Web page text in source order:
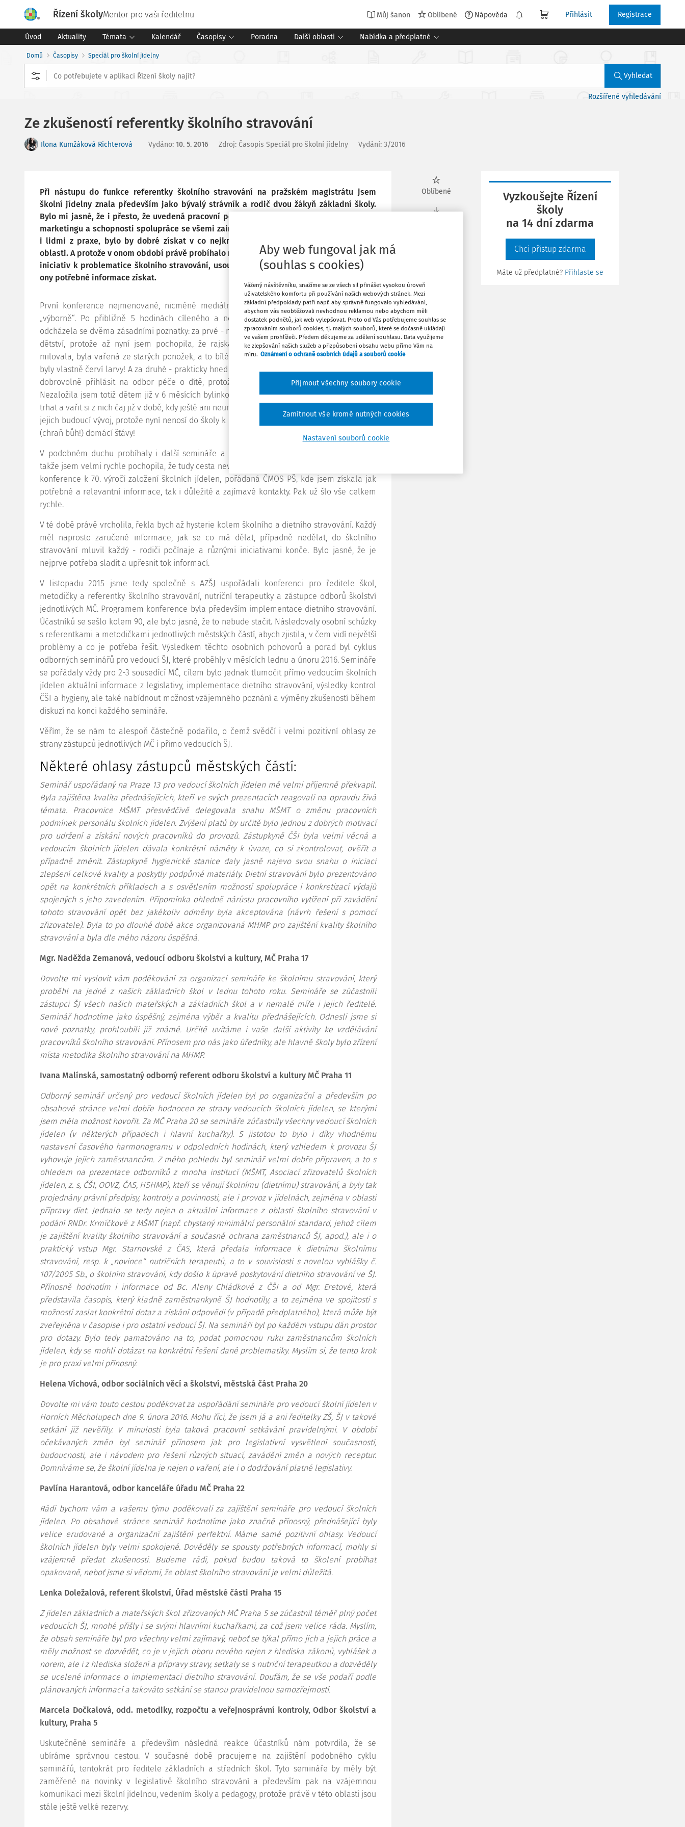
Řízení školyMentor pro vaši ředitelnu Můj šanon Oblíbené Nápověda Přihlásit Registrace
Úvod Aktuality Témata Kalendář Časopisy Poradna Další oblasti Nabídka a předplatné
Domů Časopisy Speciál pro školní jídelny
Vyhledat
Rozšířené vyhledávání
Ze zkušeností referentky školního stravování
Ilona Kumžáková Richterová Vydáno: 10. 5. 2016 Zdroj: Časopis Speciál pro školní jídelny Vydání: 3/2016
Při nástupu do funkce referentky školního stravování na pražském magistrátu jsem
školní jídelny znala především jako bývalý strávník a rodič dvou žákyň základní školy.
Bylo mi jasné, že i přesto, že uvedená pracovní pozice má být především o komunikaci,
marketingu a schopnosti spolupráce se všemi zainteresovanými odbory, státními orgány
i lidmi z praxe, bylo by dobré získat v co nejkratší době co nejvíce informací z této
oblasti. A protože v onom období právě probíhalo několik konferencí různých soukromých
iniciativ k problematice školního stravování, usoudila jsem, že je to ideální způsob, jak
ony potřebné informace získat.
První konference nejmenované, nicméně mediálně známé soukromé iniciativy dopadla
„výborně“. Po přibližně 5 hodinách cíleného a nekonečného vnucování myšlenek jsem
odcházela se dvěma zásadními poznatky: za prvé - mohu si gratulovat, že jsem vůbec přežila
dětství, protože až nyní jsem pochopila, že rajská omáčka, kterou jsem v jídelně tolik
milovala, byla vařená ze starých ponožek, a to bílé, o čem jsem si vždy myslela, že je rýže,
byly vlastně červí larvy! A za druhé - prakticky hned po opuštění konference bych se měla jít
dobrovolně přihlásit na odbor péče o dítě, protože jako matka jsem evidentně selhala.
Nezaložila jsem totiž dětem již v 6 měsících bylinkovou zahrádku, nenaučila jsem je bylinky
trhat a vařit si z nich čaj již v době, kdy ještě ani neuměly chodit, a tím jsem prakticky narušila
jejich budoucí vývoj, protože nyní nenosí do školy k pití vlastní neslazené bylinkové čaje, ale
(chraň bůh!) domácí šťávy!
V podobném duchu probíhaly i další semináře a konference jiných soukromých iniciativ,
takže jsem velmi rychle pochopila, že tudy cesta nevede. Naštěstí se v tomto období konala i
konference k 70. výročí založení školních jídelen, pořádaná ČMOS PŠ, kde jsem získala jak
potřebné a relevantní informace, tak i důležité a zajímavé kontakty. Pak už šlo vše celkem
rychle.
V té době právě vrcholila, řekla bych až hysterie kolem školního a dietního stravování. Každý
měl naprosto zaručené informace, jak se co má dělat, případně nedělat, do školního
stravování mluvil každý - rodiči počínaje a různými iniciativami konče. Bylo jasné, že je
nejprve potřeba sladit a upřesnit tok informací.
V listopadu 2015 jsme tedy společně s AZŠJ uspořádali konferenci pro ředitele škol,
metodičky a referentky školního stravování, nutriční terapeutky a zástupce odborů školství
jednotlivých MČ. Programem konference byla především implementace dietního stravování.
Účastníků se sešlo kolem 90, ale bylo jasné, že to nebude stačit. Následovaly osobní schůzky
s referentkami a metodičkami jednotlivých městských částí, abych zjistila, v čem vidí největší
problémy a co je potřeba řešit. Výsledkem těchto osobních pohovorů a porad byl cyklus
odborných seminářů pro vedoucí ŠJ, které proběhly v měsících lednu a únoru 2016. Semináře
se pořádaly vždy pro 2-3 sousedící MČ, cílem bylo jednak tlumočit přímo vedoucím školních
jídelen aktuální informace z legislativy, implementace dietního stravování, výsledky kontrol
ČŠI a hygieny, ale také nabídnout možnost vzájemného poznání a výměny zkušeností během
diskuzí na konci každého semináře.
Věřím, že se nám to alespoň částečně podařilo, o čemž svědčí i velmi pozitivní ohlasy ze
strany zástupců jednotlivých MČ i přímo vedoucích ŠJ.
Některé ohlasy zástupců městských částí:
Seminář uspořádaný na Praze 13 pro vedoucí školních jídelen mě velmi příjemně překvapil.
Byla zajištěna kvalita přednášejících, kteří ve svých prezentacích reagovali na opravdu živá
témata. Pracovnice MŠMT přesvědčivě delegovala snahu MŠMT o změnu pracovních
podmínek personálu školních jídelen. Zvýšení platů by určitě bylo jednou z dobrých motivací
pro udržení a získání nových pracovníků do provozů. Zástupkyně ČŠI byla velmi věcná a
vedoucím školních jídelen dávala konkrétní náměty k úvaze, co si zkontrolovat, ověřit a
případně změnit. Zástupkyně hygienické stanice daly jasně najevo svou snahu o iniciaci
zlepšení celkové kvality a poskytly podpůrné materiály. Dietní stravování bylo prezentováno
opět na konkrétních příkladech a s osvětlením možností spolupráce i konkretizací výdajů
spojených s jeho zavedením. Připomínka ohledně nárůstu pracovního vytížení při zavádění
tohoto stravování opět bez jakékoliv odměny byla akceptována (návrh řešení s pomocí
zřizovatele). Byla to po dlouhé době akce organizovaná MHMP pro zajištění kvality školního
stravování a byla dle mého názoru úspěšná.
Mgr. Naděžda Zemanová, vedoucí odboru školství a kultury, MČ Praha 17
Dovolte mi vyslovit vám poděkování za organizaci semináře ke školnímu stravování, který
proběhl na jedné z našich základních škol v lednu tohoto roku. Semináře se zúčastnili
zástupci ŠJ všech našich mateřských a základních škol a v nemalé míře i jejich ředitelé.
Seminář hodnotíme jako úspěšný, zejména výběr a kvalitu přednášejících. Odnesli jsme si
nové poznatky, prohloubili již známé. Určitě uvítáme i vaše další aktivity ke vzdělávání
pracovníků školního stravování. Přínosem pro nás jako úředníky, ale hlavně školy bylo zřízení
místa metodika školního stravování na MHMP.
Ivana Malínská, samostatný odborný referent odboru školství a kultury MČ Praha 11
Odborný seminář určený pro vedoucí školních jídelen byl po organizační a především po
obsahové stránce velmi dobře hodnocen ze strany vedoucích školních jídelen, se kterými
jsem měla možnost hovořit. Za MČ Praha 20 se semináře zúčastnily všechny vedoucí školních
jídelen (v některých případech i hlavní kuchařky). S jistotou to bylo i díky vhodnému
nastavení časového harmonogramu v odpoledních hodinách, který vzhledem k provozu ŠJ
vyhovuje jejich zaměstnancům. Z mého pohledu byl seminář velmi dobře připraven, a to s
ohledem na prezentace odborníků z mnoha institucí (MŠMT, Asociací zřizovatelů školních
jídelen, z. s, ČŠI, OOVZ, ČAS, HSHMP), kteří se věnují školnímu (dietnímu) stravování, a byly tak
projednány právní předpisy, kontroly a povinnosti, ale i provoz v jídelnách, zejména v oblasti
přípravy diet. Jednalo se tedy nejen o aktuální informace z oblasti školního stravování v
podání RNDr. Krmíčkové z MŠMT (např. chystaný minimální personální standard, jehož cílem
je zajištění kvality školního stravování a současně ochrana zaměstnanců ŠJ, apod.), ale i o
praktický vstup Mgr. Starnovské z ČAS, která předala informace k dietnímu školnímu
stravování, resp. k „novince“ nutričních terapeutů, a to v souvislosti s novelou vyhlášky č.
107/2005 Sb., o školním stravování, kdy došlo k úpravě poskytování dietního stravování ve ŠJ.
Přínosně hodnotím i informace od Bc. Aleny Chládkové z ČŠI a od Mgr. Eretové, která
představila časopis, který kladně zaměstnankyně ŠJ hodnotily, a to zejména ve spojitosti s
možností zaslat konkrétní dotaz a získání odpovědi (v případě předplatného), která může být
zveřejněna v časopise i pro ostatní vedoucí ŠJ. Na semináři byl po každém vstupu dán prostor
pro dotazy. Bylo tedy pamatováno na to, podat pomocnou ruku zaměstnancům školních
jídelen, kdy se mohli dotázat na konkrétní řešení dané problematiky. Myslím si, že tento krok
je pro praxi velmi přínosný.
Helena Víchová, odbor sociálních věcí a školství, městská část Praha 20
Dovolte mi vám touto cestou poděkovat za uspořádání semináře pro vedoucí školní jídelen v
Horních Měcholupech dne 9. února 2016. Mohu říci, že jsem já a ani ředitelky ZŠ, ŠJ v takové
setkání již nevěřily. V minulosti byla taková pracovní setkávání pravidelnými. V období
očekávaných změn byl seminář přínosem jak pro legislativní vysvětlení současnosti,
budoucnosti, ale i návodem pro řešení různých situací, zavádění změn a nových receptur.
Domníváme se, že školní jídelna je nejen o vaření, ale i o dodržování platné legislativy.
Pavlína Harantová, odbor kanceláře úřadu MČ Praha 22
Rádi bychom vám a vašemu týmu poděkovali za zajištění semináře pro vedoucí školních
jídelen. Po obsahové stránce seminář hodnotíme jako značně přínosný, přednášející byly
velice erudované a organizační zajištění perfektní. Máme samé pozitivní ohlasy. Vedoucí
školních jídelen byly velmi spokojené. Dověděly se spousty potřebných informací, mohly si
vzájemně předat zkušenosti. Budeme rádi, pokud budou taková to školení probíhat
opakovaně, neboť jsme si vědomi, že oblast školního stravování je velmi důležitá.
Lenka Doležalová, referent školství, Úřad městské části Praha 15
Z jídelen základních a mateřských škol zřizovaných MČ Praha 5 se zúčastnil téměř plný počet
vedoucích ŠJ, mnohé přišly i se svými hlavními kuchařkami, za což jsem velice ráda. Myslím,
že obsah semináře byl pro všechny velmi zajímavý, neboť se týkal přímo jich a jejich práce a
měly možnost se dozvědět, co je v jejich oboru nového nejen z hlediska zákonů, vyhlášek a
norem, ale i z hlediska složení a přípravy stravy, setkaly se s nutriční terapeutkou a dozvěděly
se ucelené informace o implementaci dietního stravování. Doufám, že se vše podaří podle
plánovaných informací a takováto setkání se stanou pravidelnou samozřejmostí.
Marcela Dočkalová, odd. metodiky, rozpočtu a veřejnosprávní kontroly, Odbor školství a
kultury, Praha 5
Uskutečněné semináře a především následná reakce účastníků nám potvrdila, že se
ubíráme správnou cestou. V současné době pracujeme na zajištění podobného cyklu
seminářů, tentokrát pro ředitele základních a středních škol. Tyto semináře by měly být
zaměřené na novinky v legislativě školního stravování a především pak na vzájemnou
komunikaci mezi školní jídelnou, vedením školy a pedagogy, protože právě v této oblasti jsou
stále ještě velké rezervy.
Oblíbené
Poznámka
Vyzkoušejte Řízení
školy
na 14 dní zdarma
Chci přístup zdarma
Máte už předplatné? Přihlaste se
Aby web fungoval jak má
(souhlas s cookies)
Vážený návštěvníku, snažíme se ze všech sil přinášet vysokou úroveň
uživatelského komfortu při používání našich webových stránek. Mezi
základní předpoklady patří např. aby správně fungovalo vyhledávání,
abychom vás neobtěžovali nevhodnou reklamou nebo abychom měli
dostatek podnětů, jak web vylepšovat. Proto od Vás potřebujeme souhlas se
zpracováním souborů cookies, tj. malých souborů, které se dočasně ukládají
ve vašem prohlížeči. Předem děkujeme za udělení souhlasu. Data využijeme
ke zlepšování našich služeb a přizpůsobení obsahu webu přímo Vám na
míru. Oznámení o ochraně osobních údajů a souborů cookie
Nastavení souborů cookie
Zamítnout vše kromě nutných cookies
Přijmout všechny soubory cookie